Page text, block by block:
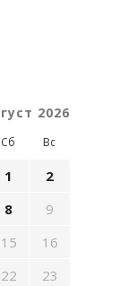
2026
Сб Вс
1
2
8
9
15
16
22
23